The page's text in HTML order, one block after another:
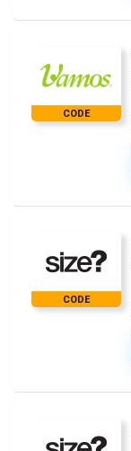
CODE
CODE